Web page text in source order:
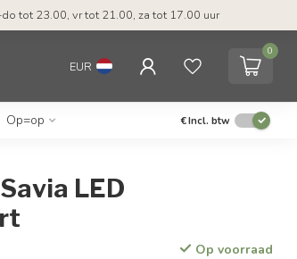
do tot 23.00, vr tot 21.00, za tot 17.00 uur
EUR
0
Op=op €Incl. btw
LED
Op voorraad